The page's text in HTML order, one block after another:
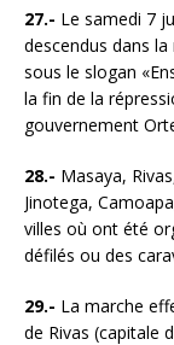
27.- Le samedi 7
descendus dans
sous le slogan
la fin de la
gouvernement
28.- Masaya,
Jinotega,
villes où ont été
défilés ou des
29.- La marche
de Rivas (capitale